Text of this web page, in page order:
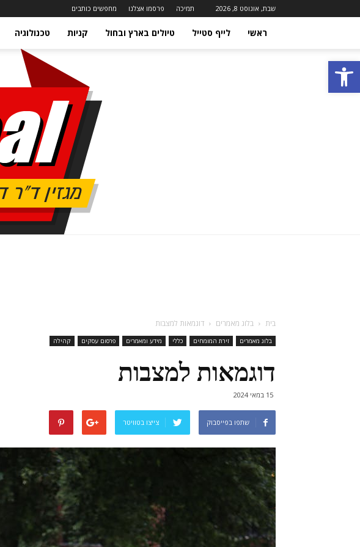
פתח סרגל נגישות
שבת, אוגוסט 8, 2026 תמיכה פרסמו אצלנו מחפשים כותבים
ראשי לייף סטייל טיולים בארץ ובחול קניות טכנולוגיה
בית בלוג מאמרים דוגמאות למצבות
בלוג מאמרים זירת המומחים כללי מידע ומאמרים פרסום עסקים קהילה
דוגמאות למצבות
15 במאי 2024
שתפו בפייסבוק צייצו בטוויטר